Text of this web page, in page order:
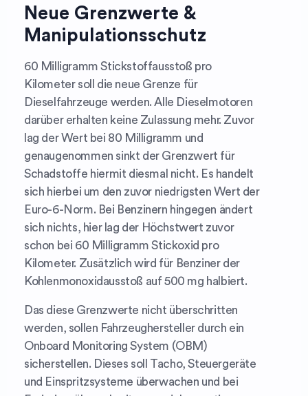
Neue Grenzwerte &
Manipulationsschutz
60 Milligramm Stickstoffausstoß pro
Kilometer soll die neue Grenze für
Dieselfahrzeuge werden. Alle Dieselmotoren
darüber erhalten keine Zulassung mehr. Zuvor
lag der Wert bei 80 Milligramm und
genaugenommen sinkt der Grenzwert für
Schadstoffe hiermit diesmal nicht. Es handelt
sich hierbei um den zuvor niedrigsten Wert der
Euro-6-Norm. Bei Benzinern hingegen ändert
sich nichts, hier lag der Höchstwert zuvor
schon bei 60 Milligramm Stickoxid pro
Kilometer. Zusätzlich wird für Benziner der
Kohlenmonoxidausstoß auf 500 mg halbiert.
Das diese Grenzwerte nicht überschritten
werden, sollen Fahrzeughersteller durch ein
Onboard Monitoring System (OBM)
sicherstellen. Dieses soll Tacho, Steuergeräte
und Einspritzsysteme überwachen und bei